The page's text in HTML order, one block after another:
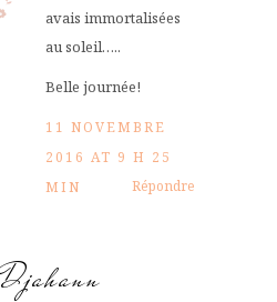
avais immortalisées
au soleil…..
Belle journée!
11 NOVEMBRE
2016 AT 9 H 25
MIN
Répondre
Djahann